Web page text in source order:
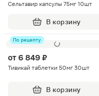
Сельтавир капсулы 75мг 10шт
В корзину
По рецепту
от 6 849 ₽
Тивикай таблетки 50мг 30шт
В корзину